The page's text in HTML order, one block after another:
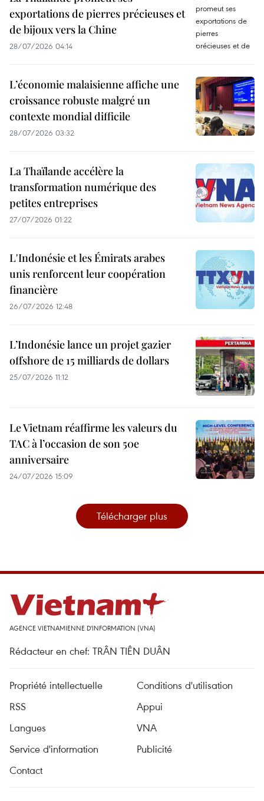
exportations de pierres précieuses et
de bijoux vers la Chine
28/07/2026 04:14
L’économie malaisienne affiche une
croissance robuste malgré un
contexte mondial difficile
28/07/2026 03:32
La Thaïlande accélère la
transformation numérique des
petites entreprises
27/07/2026 01:22
L'Indonésie et les Émirats arabes
unis renforcent leur coopération
financière
26/07/2026 12:48
L’Indonésie lance un projet gazier
offshore de 15 milliards de dollars
25/07/2026 11:12
Le Vietnam réaffirme les valeurs du
TAC à l’occasion de son 50e
anniversaire
24/07/2026 15:09
Télécharger plus
AGENCE VIETNAMIENNE D'INFORMATION (VNA)
Rédacteur en chef: TRÂN TIÊN DUÂN
Propriété intellectuelle
Conditions d'utilisation
RSS
Appui
Langues
VNA
Service d'information
Publicité
Contact